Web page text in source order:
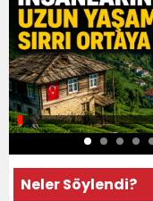
Neler Söylendi?